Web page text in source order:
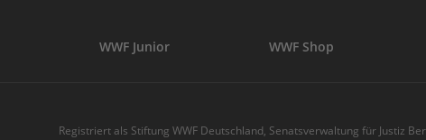
WWF Junior WWF Shop
Registriert als Stiftung WWF Deutschland, Senatsverwaltung für Justiz